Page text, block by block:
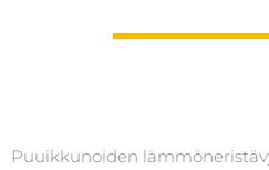
Puuikkunoiden